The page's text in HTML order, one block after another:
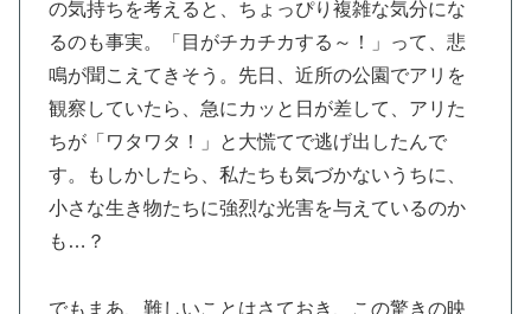
の気持ちを考えると、ちょっぴり複雑な気分にな
るのも事実。「目がチカチカする～！」って、悲
鳴が聞こえてきそう。先日、近所の公園でアリを
観察していたら、急にカッと日が差して、アリた
ちが「ワタワタ！」と大慌てで逃げ出したんで
す。もしかしたら、私たちも気づかないうちに、
小さな生き物たちに強烈な光害を与えているのか
も…？
でもまあ、難しいことはさておき、この驚きの映